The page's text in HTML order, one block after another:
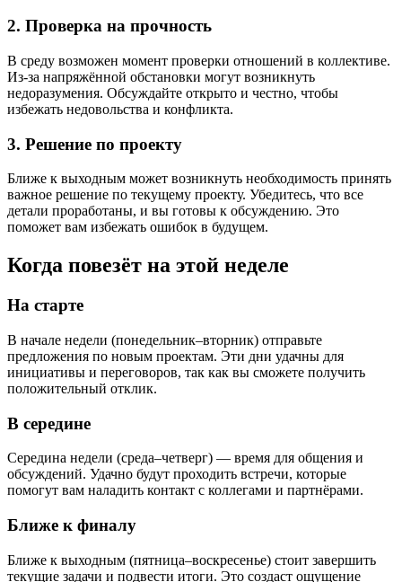
2. Проверка на прочность
В среду возможен момент проверки отношений в коллективе.
Из-за напряжённой обстановки могут возникнуть
недоразумения. Обсуждайте открыто и честно, чтобы
избежать недовольства и конфликта.
3. Решение по проекту
Ближе к выходным может возникнуть необходимость принять
важное решение по текущему проекту. Убедитесь, что все
детали проработаны, и вы готовы к обсуждению. Это
поможет вам избежать ошибок в будущем.
Когда повезёт на этой неделе
На старте
В начале недели (понедельник–вторник) отправьте
предложения по новым проектам. Эти дни удачны для
инициативы и переговоров, так как вы сможете получить
положительный отклик.
В середине
Середина недели (среда–четверг) — время для общения и
обсуждений. Удачно будут проходить встречи, которые
помогут вам наладить контакт с коллегами и партнёрами.
Ближе к финалу
Ближе к выходным (пятница–воскресенье) стоит завершить
текущие задачи и подвести итоги. Это создаст ощущение